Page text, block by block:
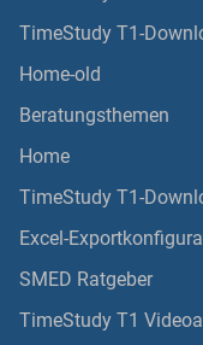
TimeStudy T1-
Home-old
Beratungsthemen
Home
TimeStudy T1-
Excel-
SMED Ratgeber
TimeStudy T1